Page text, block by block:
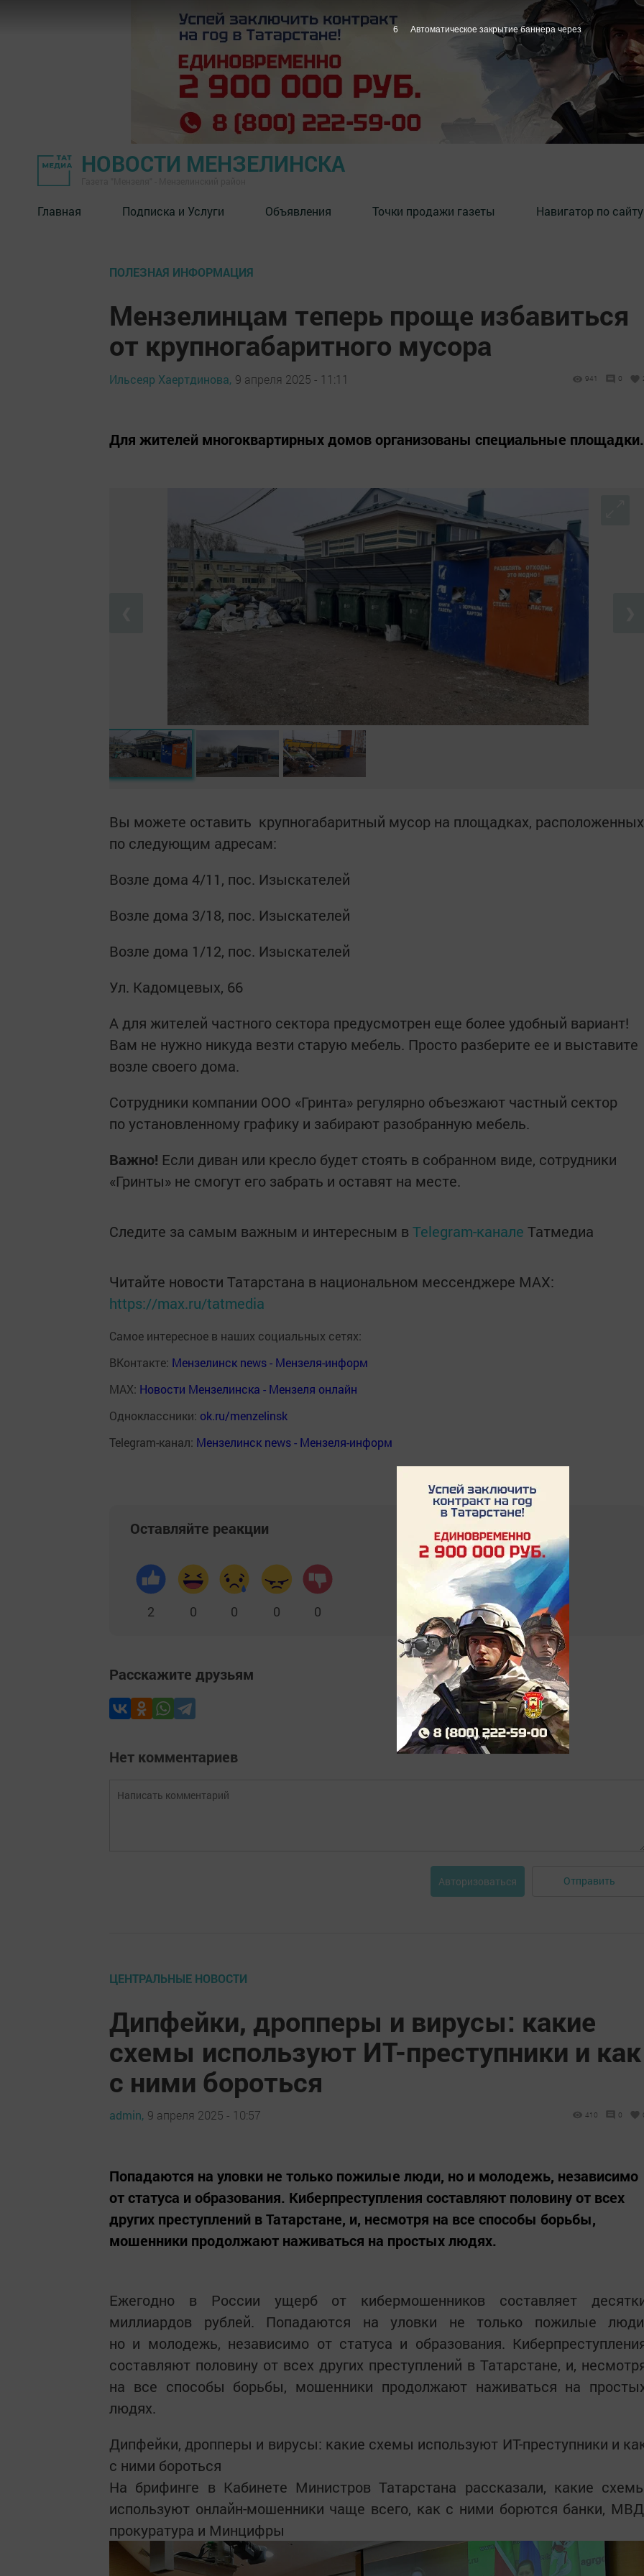
НОВОСТИ МЕНЗЕЛИНСКА
Главная Подписка и Услуги Объявления Точки продажи газеты Навигатор по сайту
ПОЛЕЗНАЯ ИНФОРМАЦИЯ
Мензелинцам теперь проще избавиться
от крупногабаритного мусора
Ильсеяр Хаертдинова, 9 апреля 2025 - 11:11 941 0
Для жителей многоквартирных домов организованы специальные площадки.
Вы можете оставить крупногабаритный мусор на площадках, расположенных
по следующим адресам:
Возле дома 4/11, пос. Изыскателей
Возле дома 3/18, пос. Изыскателей
Возле дома 1/12, пос. Изыскателей
Ул. Кадомцевых, 66
А для жителей частного сектора предусмотрен еще более удобный вариант!
Вам не нужно никуда везти старую мебель. Просто разберите ее и выставите
возле своего дома.
Сотрудники компании ООО «Гринта» регулярно объезжают частный сектор
по установленному графику и забирают разобранную мебель.
Важно! Если диван или кресло будет стоять в собранном виде, сотрудники
«Гринты» не смогут его забрать и оставят на месте.
Следите за самым важным и интересным в Telegram-канале Татмедиа
Читайте новости Татарстана в национальном мессенджере MАХ:
https://max.ru/tatmedia
Самое интересное в наших социальных сетях:
ВКонтакте: Мензелинск news - Мензеля-информ
MAX: Новости Мензелинска - Мензеля онлайн
Одноклассники: ok.ru/menzelinsk
Telegram-канал: Мензелинск news - Мензеля-информ
Оставляйте реакции
2 0 0 0 0
Расскажите друзьям
Нет комментариев
Авторизоваться Отправить
ЦЕНТРАЛЬНЫЕ НОВОСТИ
Дипфейки, дропперы и вирусы: какие
схемы используют ИТ-преступники и как
с ними бороться
admin, 9 апреля 2025 - 10:57 410 0
Попадаются на уловки не только пожилые люди, но и молодежь, независимо
от статуса и образования. Киберпреступления составляют половину от всех
других преступлений в Татарстане, и, несмотря на все способы борьбы,
мошенники продолжают наживаться на простых людях.
Ежегодно в России ущерб от кибермошенников составляет
миллиардов рублей. Попадаются на уловки не только пожилые
но и молодежь, независимо от статуса и образования.
составляют половину от всех других преступлений в Татарстане, и,
на все способы борьбы, мошенники продолжают наживаться на
людях.
Дипфейки, дропперы и вирусы: какие схемы используют ИТ-преступники и
с ними бороться
На брифинге в Кабинете Министров Татарстана рассказали, какие
используют онлайн-мошенники чаще всего, как с ними борются банки,
прокуратура и Минцифры
4 Автоматическое закрытие баннера через